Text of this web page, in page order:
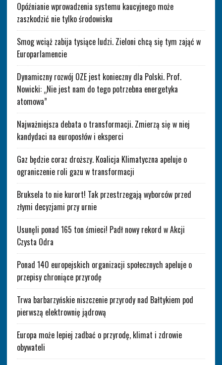
Opóźnianie wprowadzenia systemu kaucyjnego może
zaszkodzić nie tylko środowisku
Smog wciąż zabija tysiące ludzi. Zieloni chcą się tym zająć w
Europarlamencie
Dynamiczny rozwój OZE jest konieczny dla Polski. Prof.
Nowicki: „Nie jest nam do tego potrzebna energetyka
atomowa”
Najważniejsza debata o transformacji. Zmierzą się w niej
kandydaci na europosłów i eksperci
Gaz będzie coraz droższy. Koalicja Klimatyczna apeluje o
ograniczenie roli gazu w transformacji
Bruksela to nie kurort! Tak przestrzegają wyborców przed
złymi decyzjami przy urnie
Usunęli ponad 165 ton śmieci! Padł nowy rekord w Akcji
Czysta Odra
Ponad 140 europejskich organizacji społecznych apeluje o
przepisy chroniące przyrodę
Trwa barbarzyńskie niszczenie przyrody nad Bałtykiem pod
pierwszą elektrownię jądrową
Europa może lepiej zadbać o przyrodę, klimat i zdrowie
obywateli